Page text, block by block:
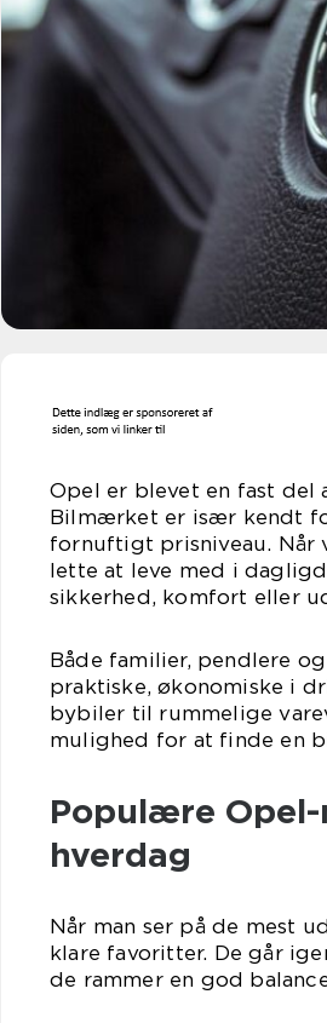
Opel er blevet en fast del
Bilmærket er især kendt
fornuftigt prisniveau. Når
lette at leve med i
sikkerhed, komfort eller
Både familier, pendlere
praktiske, økonomiske i
bybiler til rummelige
mulighed for at finde en
Populære
hverdag
Når man ser på de mest
klare favoritter. De går
de rammer en god